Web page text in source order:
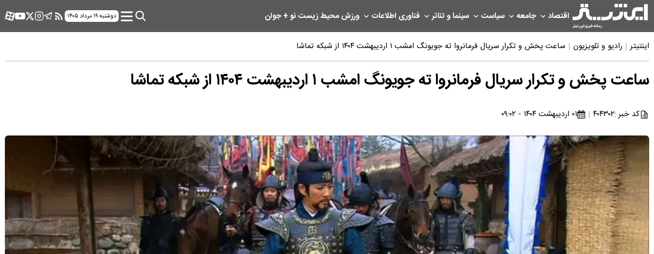
اقتصاد جامعه سیاست سینما و تئاتر فناوری اطلاعات ورزشمحیط زیستنو + جوان دوشنبه ۱۹ مرداد ۱۴۰۵
اینتیتر رادیو و تلویزیون ساعت پخش و تکرار سریال فرمانروا ته جویونگ امشب ۱ اردیبهشت ۱۴۰۴ از شبکه تماشا
ساعت پخش و تکرار سریال فرمانروا ته جویونگ امشب ۱ اردیبهشت ۱۴۰۴ از شبکه تماشا
کد خبر :۴۰۴۳۰۲ ۰۱ اردیبهشت ۱۴۰۴ - ۰۹:۰۲